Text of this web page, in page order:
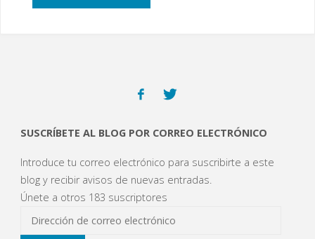
puertas
abiertas"
SUSCRÍBETE AL BLOG POR CORREO ELECTRÓNICO
Introduce tu correo electrónico para suscribirte a este
blog y recibir avisos de nuevas entradas.
Únete a otros 183 suscriptores
Dirección
de